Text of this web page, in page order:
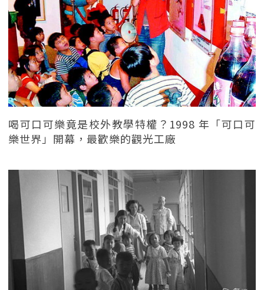
喝可口可樂竟是校外教學特權？1998 年「可口可
樂世界」開幕，最歡樂的觀光工廠